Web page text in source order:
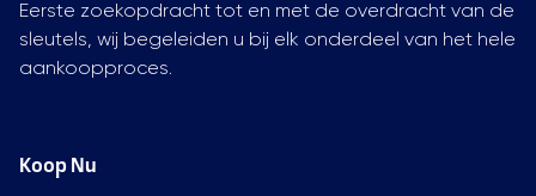
Eerste zoekopdracht tot en met de overdracht van de
sleutels, wij begeleiden u bij elk onderdeel van het hele
aankoopproces.
Koop Nu